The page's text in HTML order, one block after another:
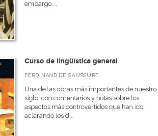
embargo,...
Curso de lingüística general
FERDINAND DE SAUSSURE
Una de las obras más importantes de nuestro
siglo, con comentarios y notas sobre los
aspectos más controvertidos que han ido
aclarando los d...